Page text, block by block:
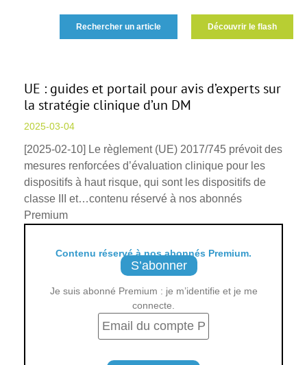
Rechercher un article Découvrir le flash
UE : guides et portail pour avis d’experts sur
la stratégie clinique d’un DM
2025-03-04
[2025-02-10] Le règlement (UE) 2017/745 prévoit des
mesures renforcées d’évaluation clinique pour les
dispositifs à haut risque, qui sont les dispositifs de
classe III et…contenu réservé à nos abonnés
Premium
Contenu réservé à nos abonnés Premium.
S’abonner
Je suis abonné Premium : je m’identifie et je me
connecte.